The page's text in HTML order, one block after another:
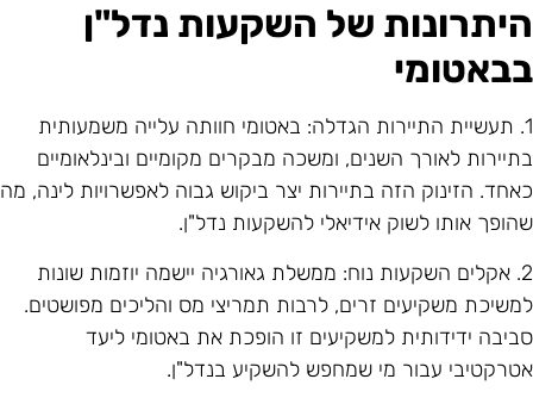
של השקעות נדל"ן
1. תעשיית התיירות הגדלה: באטומי חוותה עלייה משמעותית
לאורך השנים, ומשכה מבקרים מקומיים ובינלאומיים
הזינוק הזה בתיירות יצר ביקוש גבוה לאפשרויות לינה, מה
אותו לשוק אידיאלי להשקעות נדל"ן.
2. אקלים השקעות נוח: ממשלת גאורגיה יישמה יוזמות שונות
משקיעים זרים, לרבות תמריצי מס והליכים מפושטים.
ידידותית למשקיעים זו הופכת את באטומי ליעד
עבור מי שמחפש להשקיע בנדל"ן.